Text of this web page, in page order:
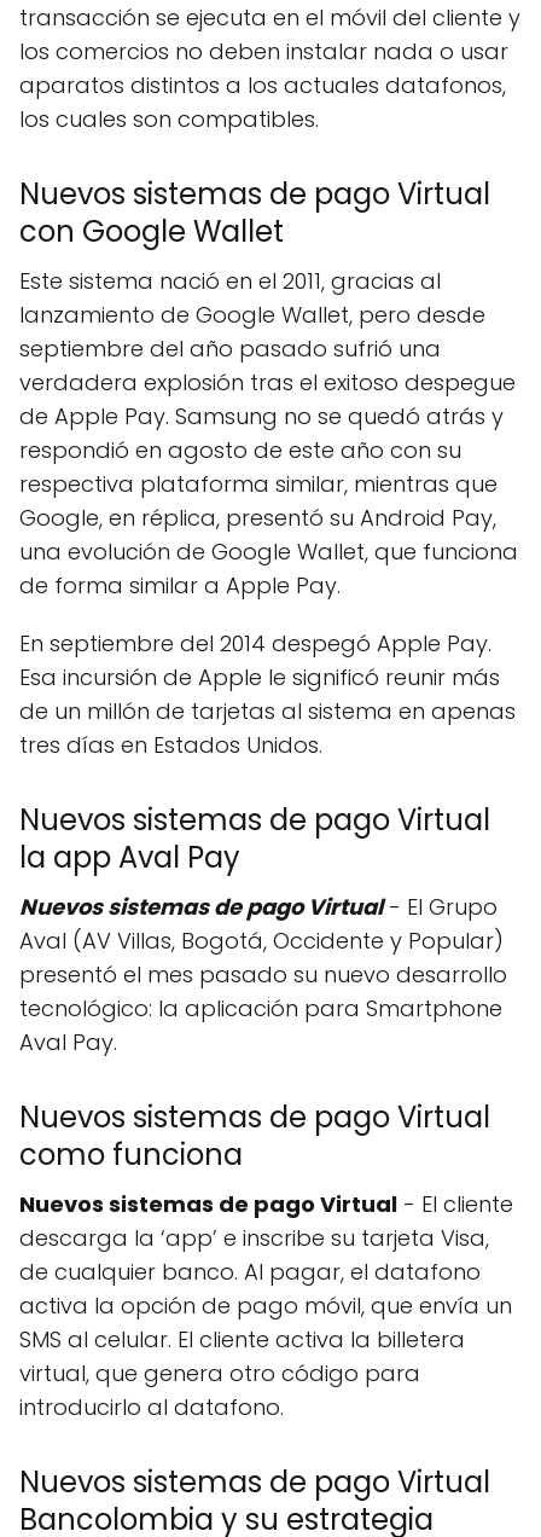
transacción se ejecuta en el móvil del cliente y
los comercios no deben instalar nada o usar
aparatos distintos a los actuales datafonos,
los cuales son compatibles.
Nuevos sistemas de pago Virtual
con Google Wallet
Este sistema nació en el 2011, gracias al
lanzamiento de Google Wallet, pero desde
septiembre del año pasado sufrió una
verdadera explosión tras el exitoso despegue
de Apple Pay. Samsung no se quedó atrás y
respondió en agosto de este año con su
respectiva plataforma similar, mientras que
Google, en réplica, presentó su Android Pay,
una evolución de Google Wallet, que funciona
de forma similar a Apple Pay.
En septiembre del 2014 despegó Apple Pay.
Esa incursión de Apple le significó reunir más
de un millón de tarjetas al sistema en apenas
tres días en Estados Unidos.
Nuevos sistemas de pago Virtual
la app Aval Pay
Nuevos sistemas de pago Virtual- El Grupo
Aval (AV Villas, Bogotá, Occidente y Popular)
presentó el mes pasado su nuevo desarrollo
tecnológico: la aplicación para Smartphone
Aval Pay.
Nuevos sistemas de pago Virtual
como funciona
Nuevos sistemas de pago Virtual - El cliente
descarga la ‘app’ e inscribe su tarjeta Visa,
de cualquier banco. Al pagar, el datafono
activa la opción de pago móvil, que envía un
SMS al celular. El cliente activa la billetera
virtual, que genera otro código para
introducirlo al datafono.
Nuevos sistemas de pago Virtual
Bancolombia y su estrategia